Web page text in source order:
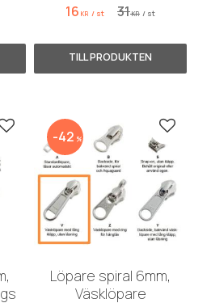
16 KR / st 31KR / st
Lägg till i favoriter
Löpare spiral 6mm,
Väsklöpare
42 % Lägg